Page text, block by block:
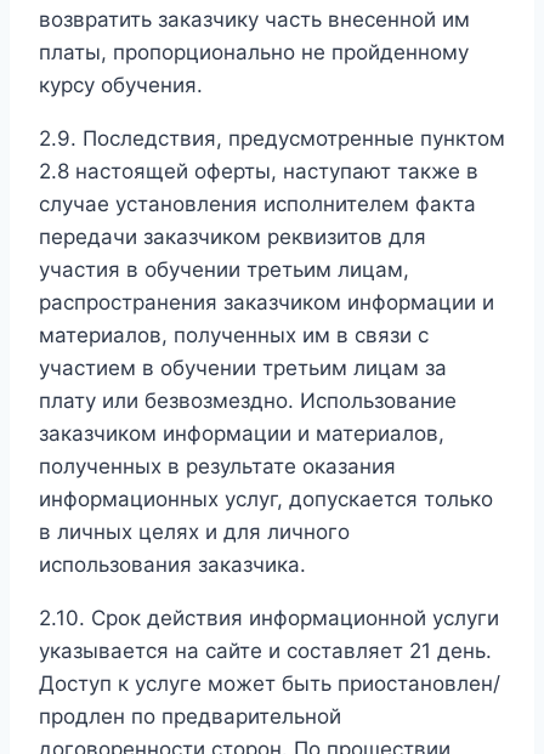
возвратить заказчику часть внесенной им
платы, пропорционально не пройденному
курсу обучения.
2.9. Последствия, предусмотренные пунктом
2.8 настоящей оферты, наступают также в
случае установления исполнителем факта
передачи заказчиком реквизитов для
участия в обучении третьим лицам,
распространения заказчиком информации и
материалов, полученных им в связи с
участием в обучении третьим лицам за
плату или безвозмездно. Использование
заказчиком информации и материалов,
полученных в результате оказания
информационных услуг, допускается только
в личных целях и для личного
использования заказчика.
2.10. Срок действия информационной услуги
указывается на сайте и составляет 21 день.
Доступ к услуге может быть приостановлен/
продлен по предварительной
договоренности сторон. По прошествии